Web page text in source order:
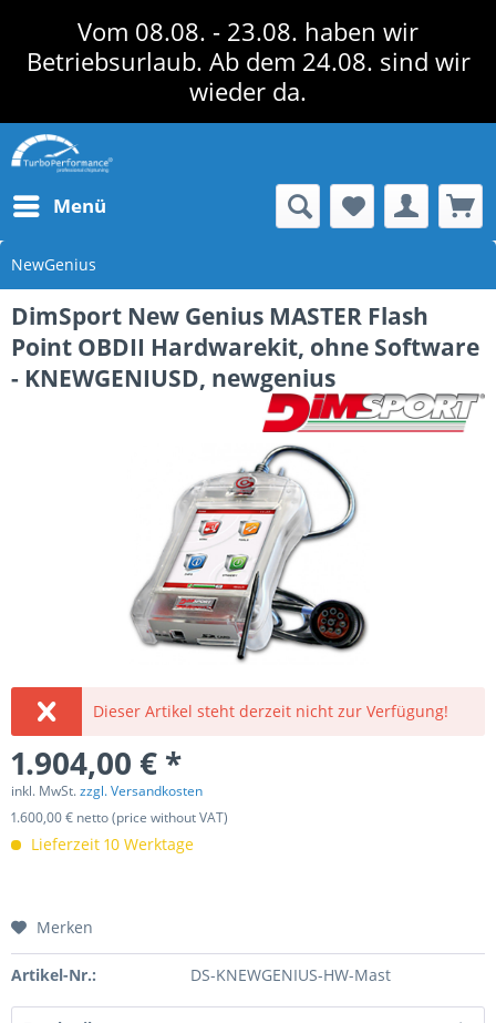
Vom 08.08. - 23.08. haben wir
Betriebsurlaub. Ab dem 24.08. sind wir
wieder da.
Menü
NewGenius
DimSport New Genius MASTER Flash
Point OBDII Hardwarekit, ohne Software
- KNEWGENIUSD, newgenius
Dieser Artikel steht derzeit nicht zur Verfügung!
1.904,00 € *
inkl. MwSt.zzgl. Versandkosten
1.600,00 € netto (price without VAT)
Lieferzeit 10 Werktage
Merken
Artikel-Nr.: DS-KNEWGENIUS-HW-Mast